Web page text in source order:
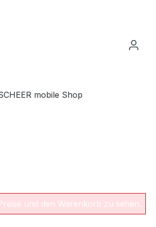
mobile Shop
und den Warenkorb zu sehen.